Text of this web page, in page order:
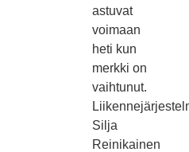
astuvat
voimaan
heti kun
merkki on
vaihtunut.
Silja
Reinikainen